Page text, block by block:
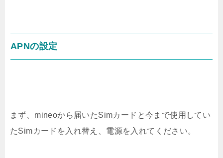
APNの設定
まず、mineoから届いたSimカードと今まで使用してい
たSimカードを入れ替え、電源を入れてください。